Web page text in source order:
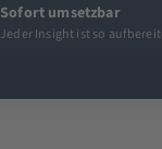
Sofort umsetzbar
Jeder Insight ist so